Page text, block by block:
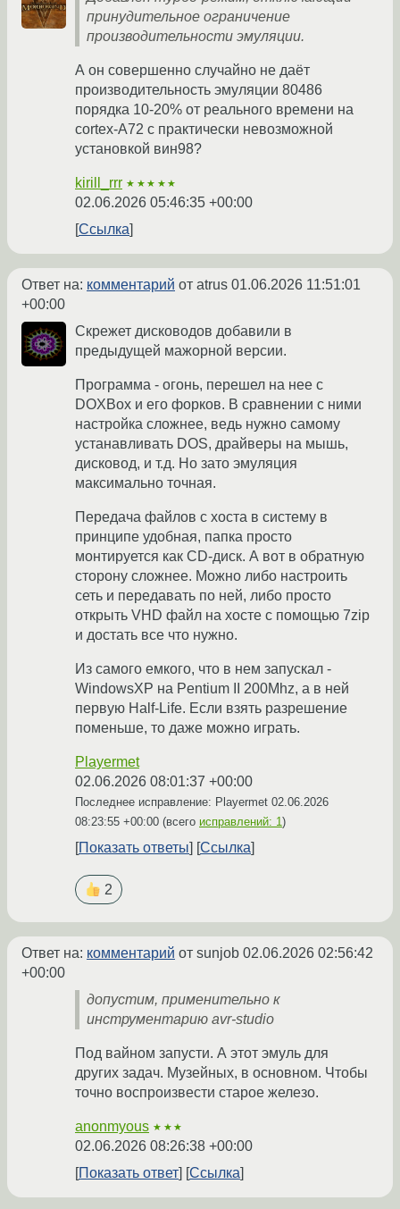
принудительное ограничение
производительности эмуляции.
А он совершенно случайно не даёт
производительность эмуляции 80486
порядка 10-20% от реального времени на
cortex-A72 c практически невозможной
установкой вин98?
kirill_rrr ★★★★★
02.06.2026 05:46:35 +00:00
Ссылка
Ответ на: комментарий от atrus 01.06.2026 11:51:01
+00:00
Скрежет дисководов добавили в
предыдущей мажорной версии.
Программа - огонь, перешел на нее с
DOXBox и его форков. В сравнении с ними
настройка сложнее, ведь нужно самому
устанавливать DOS, драйверы на мышь,
дисковод, и т.д. Но зато эмуляция
максимально точная.
Передача файлов с хоста в систему в
принципе удобная, папка просто
монтируется как CD-диск. А вот в обратную
сторону сложнее. Можно либо настроить
сеть и передавать по ней, либо просто
открыть VHD файл на хосте с помощью 7zip
и достать все что нужно.
Из самого емкого, что в нем запускал -
WindowsXP на Pentium II 200Mhz, а в ней
первую Half-Life. Если взять разрешение
поменьше, то даже можно играть.
Playermet
02.06.2026 08:01:37 +00:00
Последнее исправление: Playermet 02.06.2026
08:23:55 +00:00 (всего исправлений: 1 )
Показать ответы Ссылка
2
Ответ на: комментарий от sunjob 02.06.2026 02:56:42
+00:00
допустим, применительно к
инструментарию avr-studio
Под вайном запусти. А этот эмуль для
других задач. Музейных, в основном. Чтобы
точно воспроизвести старое железо.
anonmyous ★★★
02.06.2026 08:26:38 +00:00
Показать ответ
Ссылка